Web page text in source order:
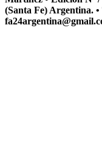
(Santa Fe) Argentina. •